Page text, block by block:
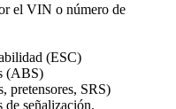
el VIN o número de
(ESC)
(ABS)
pretensores, SRS)
de señalización.